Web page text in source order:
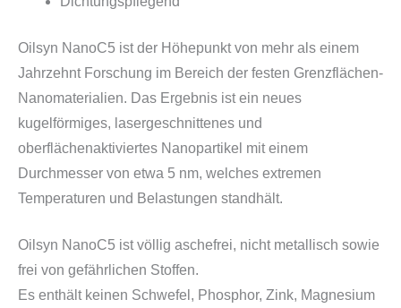
Oilsyn NanoC5 ist der Höhepunkt von mehr als einem
Jahrzehnt Forschung im Bereich der festen Grenzflächen-
Nanomaterialien. Das Ergebnis ist ein neues
kugelförmiges, lasergeschnittenes und
oberflächenaktiviertes Nanopartikel mit einem
Durchmesser von etwa 5 nm, welches extremen
Temperaturen und Belastungen standhält.
Oilsyn NanoC5 ist völlig aschefrei, nicht metallisch sowie
frei von gefährlichen Stoffen.
Es enthält keinen Schwefel, Phosphor, Zink, Magnesium